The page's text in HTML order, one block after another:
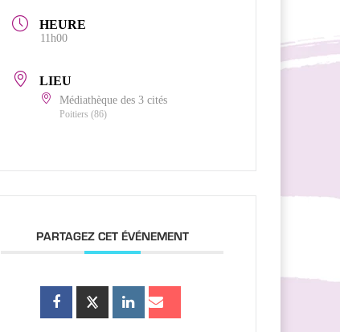
HEURE
11h00
LIEU
Médiathèque des 3 cités
Poitiers (86)
PARTAGEZ CET ÉVÉNEMENT